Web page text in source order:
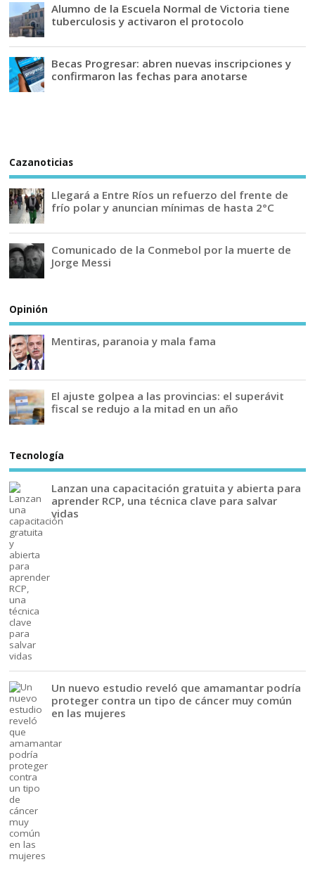
Alumno de la Escuela Normal de Victoria tiene
tuberculosis y activaron el protocolo
Becas Progresar: abren nuevas inscripciones y
confirmaron las fechas para anotarse
Cazanoticias
Llegará a Entre Ríos un refuerzo del frente de
frío polar y anuncian mínimas de hasta 2°C
Comunicado de la Conmebol por la muerte de
Jorge Messi
Opinión
Mentiras, paranoia y mala fama
El ajuste golpea a las provincias: el superávit
fiscal se redujo a la mitad en un año
Tecnología
Lanzan una capacitación gratuita y abierta para
aprender RCP, una técnica clave para salvar
vidas
Un nuevo estudio reveló que amamantar podría
proteger contra un tipo de cáncer muy común
en las mujeres